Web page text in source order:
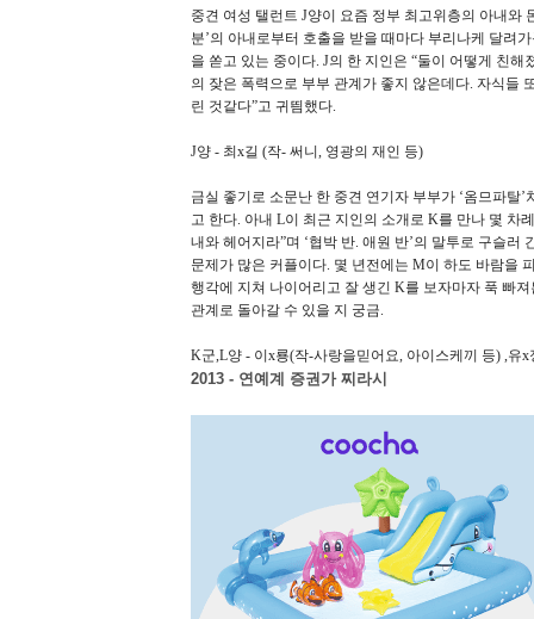
중견 여성 탤런트 J양이 요즘 정부 최고위층의 아내와
분’의 아내로부터 호출을 받을 때마다 부리나케 달려
을 쏟고 있는 중이다. J의 한 지인은 “둘이 어떻게 친
의 잦은 폭력으로 부부 관계가 좋지 않은데다. 자식들
린 것같다”고 귀띔했다.
J양 - 최x길 (작- 써니, 영광의 재인 등)
금실 좋기로 소문난 한 중견 연기자 부부가 ‘옴므파탈
고 한다. 아내 L이 최근 지인의 소개로 K를 만나 몇 차
내와 헤어지라”며 ‘협박 반. 애원 반’의 말투로 구슬
문제가 많은 커플이다. 몇 년전에는 M이 하도 바람을
행각에 지쳐 나이어리고 잘 생긴 K를 보자마자 푹 빠
관계로 돌아갈 수 있을 지 궁금.
K군,L양 - 이x룡(작-사랑을믿어요, 아이스케끼 등) ,유
2013 - 연예계 증권가 찌라시